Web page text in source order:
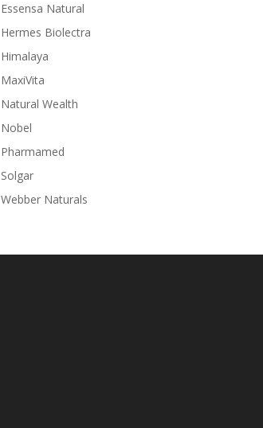
Essensa Natural
Hermes Biolectra
Himalaya
MaxiVita
Natural Wealth
Nobel
Pharmamed
Solgar
Webber Naturals